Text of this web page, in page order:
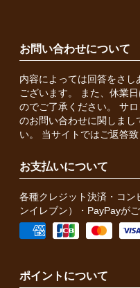
お問い合わせについて
内容によっては回答をさ
ございます。 また、休業
のでご了承ください。 サ
のお問い合わせに関しまし
い。 当サイトではご返答
お支払いについて
各種クレジット決済・コ
ンイレブン）・PayPayが
ポイントについて